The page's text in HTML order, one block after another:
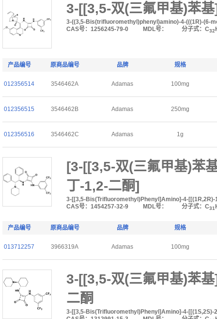
3-[[3,5-双(三氟甲基)苯
3-((3,5-Bis(trifluoromethyl)phenyl)amino)-4-(((1R)-(6-
CAS号：1256245-79-0
MDL号： 分子式：C32
产品编号 原商品编号 品牌 规格
012356514 3546462A Adamas 100mg
012356515 3546462B Adamas 250mg
012356516 3546462C Adamas 1g
[3-[[3,5-双(三氟甲基)苯
丁-1,2-二酮]
3-[[3,5-Bis(Trifluoromethyl)Phenyl]Amino]-4-
CAS号：1454257-32-9
MDL号： 分子式：C31
产品编号 原商品编号 品牌 规格
013712257 3966319A Adamas 100mg
3-[[3,5-双(三氟甲基)苯
二酮
3-[[3,5-Bis(Trifluoromethyl)Phenyl]Amino]-4-